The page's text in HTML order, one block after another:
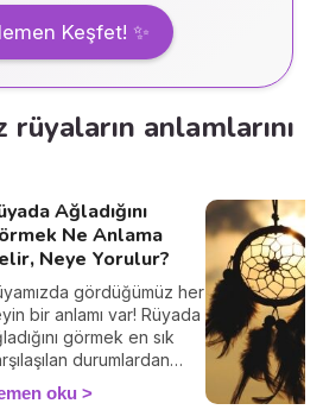
Keşfet! ✨
anlamlarını
Ağladığını
Ne Anlama
Neye Yorulur?
gördüğümüz her
bir anlamı var! Rüyada
görmek en sık
durumlardan
Peki rüyada ağlamak
anlama gelir?
oku